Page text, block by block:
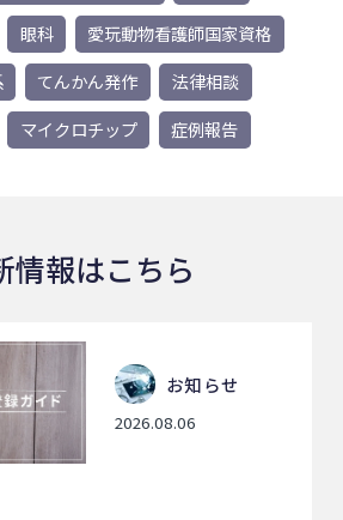
眼科
愛玩動物看護師国家資格
てんかん発作
法律相談
マイクロチップ 症例報告
情報はこちら
お知らせ
2026.08.06